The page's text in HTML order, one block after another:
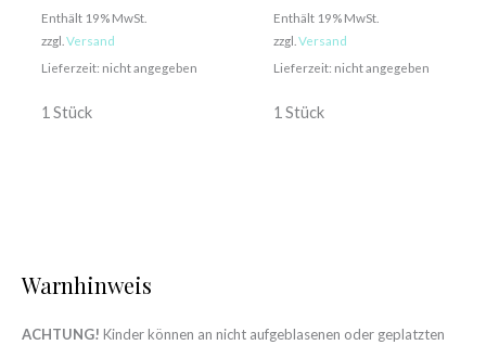
Enthält 19% MwSt.
zzgl. Versand
Lieferzeit: nicht angegeben
1 Stück
Enthält 19% MwSt.
zzgl. Versand
Lieferzeit: nicht angegeben
1 Stück
Warnhinweis
ACHTUNG! Kinder können an nicht aufgeblasenen oder geplatzten